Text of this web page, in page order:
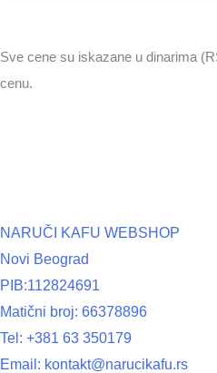
Sve cene su iskazane u dinarima
cenu.
NARUČI KAFU WEBSHOP
Novi Beograd
PIB:112824691
Matični broj: 66378896
Tel: +381 63 350179
Email: kontakt@narucikafu.rs